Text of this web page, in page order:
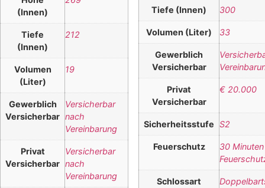
(Innen)
Tiefe
(Innen)
212
Volumen
(Liter)
19
Gewerblich
Versicherbar
Versicherbar
nach
Vereinbarung
Privat
Versicherbar
Versicherbar
nach
Vereinbarung
Tiefe (Innen) 300
Volumen (Liter) 33
Gewerblich
Versicherbar
Privat
Versicherbar
€ 20.000
Sicherheitsstufe S2
Feuerschutz
30 Minuten
Schlossart